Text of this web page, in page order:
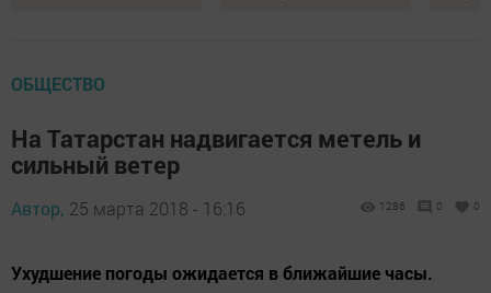
ОБЩЕСТВО
На Татарстан надвигается метель и
сильный ветер
Автор, 25 марта 2018 - 16:16 1286 0 0
Ухудшение погоды ожидается в ближайшие часы.